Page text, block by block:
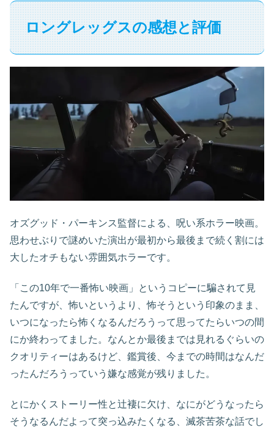
ロングレッグスの感想と評価
オズグッド・パーキンス監督による、呪い系ホラー映画。
思わせぶりで謎めいた演出が最初から最後まで続く割には
大したオチもない雰囲気ホラーです。
「この10年で一番怖い映画」というコピーに騙されて見
たんですが、怖いというより、怖そうという印象のまま、
いつになったら怖くなるんだろうって思ってたらいつの間
にか終わってました。なんとか最後までは見れるぐらいの
クオリティーはあるけど、鑑賞後、今までの時間はなんだ
ったんだろうっていう嫌な感覚が残りました。
とにかくストーリー性と辻褄に欠け、なにがどうなったら
そうなるんだよって突っ込みたくなる、滅茶苦茶な話でし